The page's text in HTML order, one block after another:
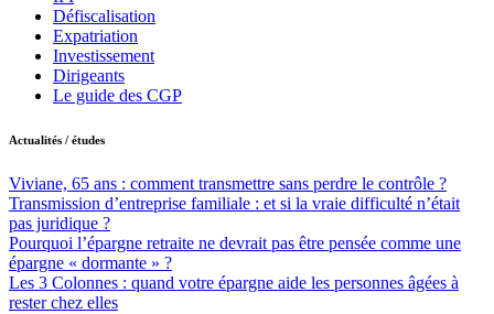
Défiscalisation
Expatriation
Investissement
Dirigeants
Le guide des CGP
Actualités / études
Viviane, 65 ans : comment transmettre sans perdre le contrôle ?
Transmission d’entreprise familiale : et si la vraie difficulté n’était
pas juridique ?
Pourquoi l’épargne retraite ne devrait pas être pensée comme une
épargne « dormante » ?
Les 3 Colonnes : quand votre épargne aide les personnes âgées à
rester chez elles